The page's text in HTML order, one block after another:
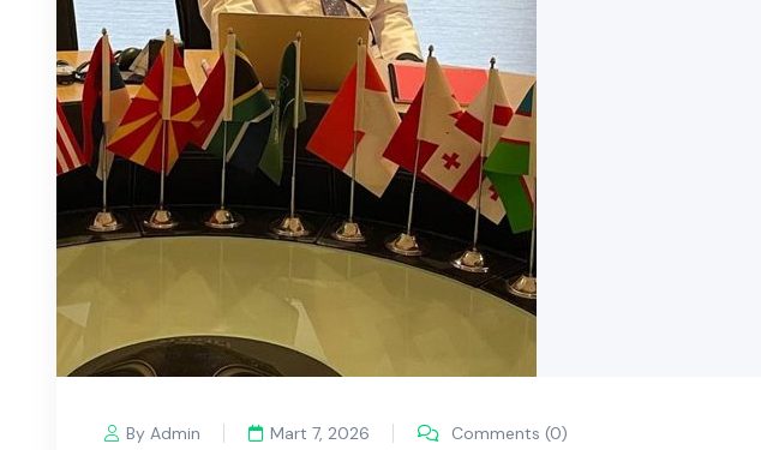
By Admin Mart 7, 2026 Comments (0)